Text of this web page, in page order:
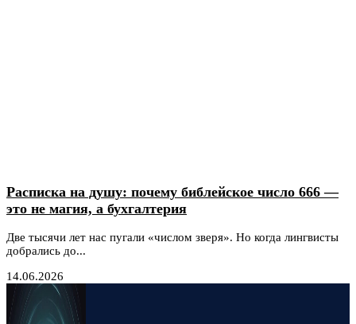
Расписка на душу: почему библейское число 666 —
это не магия, а бухгалтерия
Две тысячи лет нас пугали «числом зверя». Но когда лингвисты
добрались до...
14.06.2026